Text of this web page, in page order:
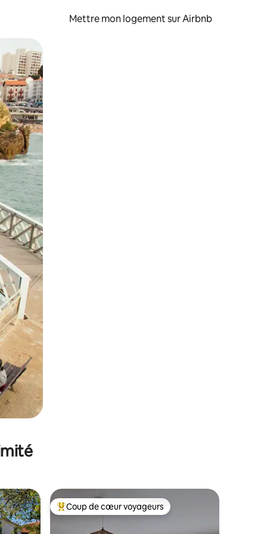
Mettre mon logement sur Airbnb
glisser.
appréciés Coups de cœur voyageurs les plus appréciés
Coup de cœur voyageurs